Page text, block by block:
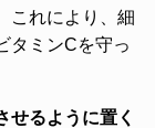
これにより、細
タミンCを守っ
せるように置く